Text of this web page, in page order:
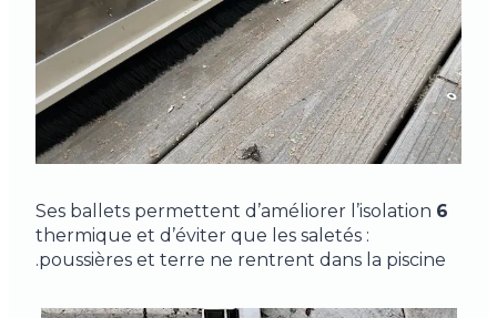
6
Ses ballets permettent d’améliorer l’isolation
thermique et d’éviter que les saletés :
poussières et terre ne rentrent dans la piscine.